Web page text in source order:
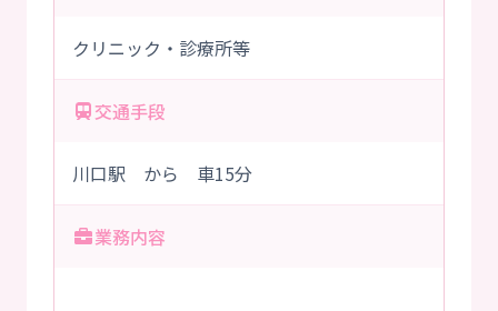
クリニック・診療所等
交通手段
川口駅 から 車15分
業務内容